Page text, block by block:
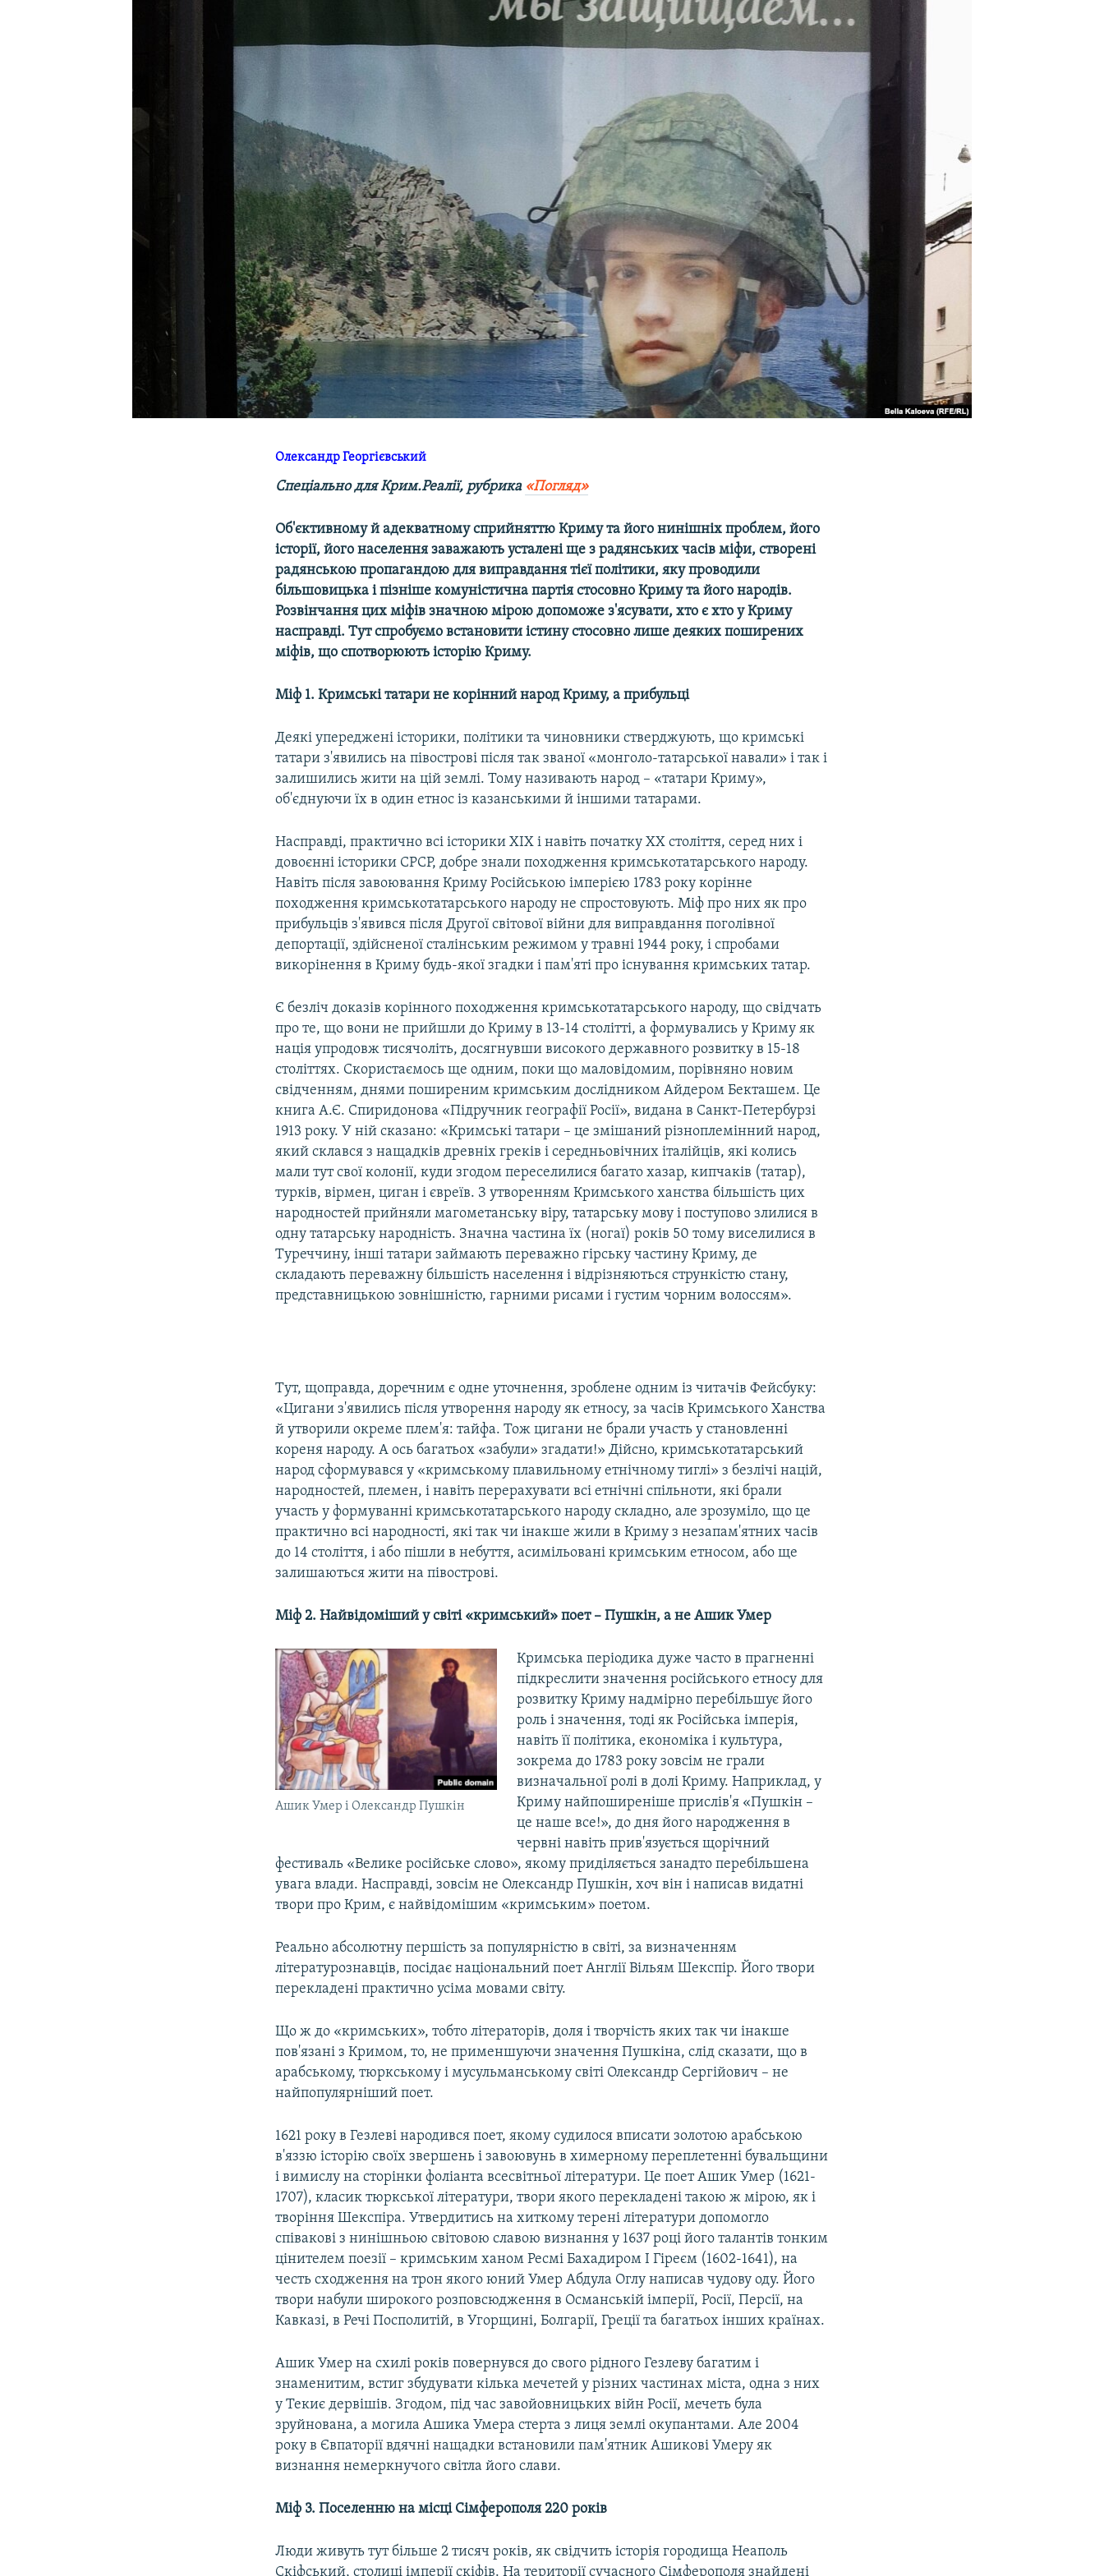
Олександр Георгієвський
Спеціально для Крим.Реалії, рубрика «Погляд»
Об'єктивному й адекватному сприйняттю Криму та його нинішніх проблем, його
історії, його населення заважають усталені ще з радянських часів міфи, створені
радянською пропагандою для виправдання тієї політики, яку проводили
більшовицька і пізніше комуністична партія стосовно Криму та його народів.
Розвінчання цих міфів значною мірою допоможе з'ясувати, хто є хто у Криму
насправді. Тут спробуємо встановити істину стосовно лише деяких поширених
міфів, що спотворюють історію Криму.
Міф 1. Кримські татари не корінний народ Криму, а прибульці
Деякі упереджені історики, політики та чиновники стверджують, що кримські
татари з'явились на півострові після так званої «монголо-татарської навали» і так і
залишились жити на цій землі. Тому називають народ – «татари Криму»,
об'єднуючи їх в один етнос із казанськими й іншими татарами.
Насправді, практично всі історики ХІХ і навіть початку ХХ століття, серед них і
довоєнні історики СРСР, добре знали походження кримськотатарського народу.
Навіть після завоювання Криму Російською імперією 1783 року корінне
походження кримськотатарського народу не спростовують. Міф про них як про
прибульців з'явився після Другої світової війни для виправдання поголівної
депортації, здійсненої сталінським режимом у травні 1944 року, і спробами
викорінення в Криму будь-якої згадки і пам'яті про існування кримських татар.
Є безліч доказів корінного походження кримськотатарського народу, що свідчать
про те, що вони не прийшли до Криму в 13-14 столітті, а формувались у Криму як
нація упродовж тисячоліть, досягнувши високого державного розвитку в 15-18
століттях. Скористаємось ще одним, поки що маловідомим, порівняно новим
свідченням, днями поширеним кримським дослідником Айдером Бекташем. Це
книга А.Є. Спиридонова «Підручник географії Росії», видана в Санкт-Петербурзі
1913 року. У ній сказано: «Кримські татари – це змішаний різноплемінний народ,
який склався з нащадків древніх греків і середньовічних італійців, які колись
мали тут свої колонії, куди згодом переселилися багато хазар, кипчаків (татар),
турків, вірмен, циган і євреїв. З утворенням Кримського ханства більшість цих
народностей прийняли магометанську віру, татарську мову і поступово злилися в
одну татарську народність. Значна частина їх (ногаї) років 50 тому виселилися в
Туреччину, інші татари займають переважно гірську частину Криму, де
складають переважну більшість населення і відрізняються стрункістю стану,
представницькою зовнішністю, гарними рисами і густим чорним волоссям».
Тут, щоправда, доречним є одне уточнення, зроблене одним із читачів Фейсбуку:
«Цигани з'явились після утворення народу як етносу, за часів Кримського Ханства
й утворили окреме плем'я: тайфа. Тож цигани не брали участь у становленні
кореня народу. А ось багатьох «забули» згадати!» Дійсно, кримськотатарський
народ сформувався у «кримському плавильному етнічному тиглі» з безлічі націй,
народностей, племен, і навіть перерахувати всі етнічні спільноти, які брали
участь у формуванні кримськотатарського народу складно, але зрозуміло, що це
практично всі народності, які так чи інакше жили в Криму з незапам'ятних часів
до 14 століття, і або пішли в небуття, асимільовані кримським етносом, або ще
залишаються жити на півострові.
Міф 2. Найвідоміший у світі «кримський» поет – Пушкін, а не Ашик Умер
Ашик Умер і Олександр Пушкін
Кримська періодика дуже часто в прагненні
підкреслити значення російського етносу для
розвитку Криму надмірно перебільшує його
роль і значення, тоді як Російська імперія,
навіть її політика, економіка і культура,
зокрема до 1783 року зовсім не грали
визначальної ролі в долі Криму. Наприклад, у
Криму найпоширеніше прислів'я «Пушкін –
це наше все!», до дня його народження в
червні навіть прив'язується щорічний
фестиваль «Велике російське слово», якому приділяється занадто перебільшена
увага влади. Насправді, зовсім не Олександр Пушкін, хоч він і написав видатні
твори про Крим, є найвідомішим «кримським» поетом.
Реально абсолютну першість за популярністю в світі, за визначенням
літературознавців, посідає національний поет Англії Вільям Шекспір. Його твори
перекладені практично усіма мовами світу.
Що ж до «кримських», тобто літераторів, доля і творчість яких так чи інакше
пов'язані з Кримом, то, не применшуючи значення Пушкіна, слід сказати, що в
арабському, тюркському і мусульманському світі Олександр Сергійович – не
найпопулярніший поет.
1621 року в Гезлеві народився поет, якому судилося вписати золотою арабською
в'яззю історію своїх звершень і завоювунь в химерному переплетенні бувальщини
і вимислу на сторінки фоліанта всесвітньої літератури. Це поет Ашик Умер (1621-
1707), класик тюркської літератури, твори якого перекладені такою ж мірою, як і
творіння Шекспіра. Утвердитись на хиткому терені літератури допомогло
співакові з нинішньою світовою славою визнання у 1637 році його талантів тонким
цінителем поезії – кримським ханом Ресмі Бахадиром I Гіреєм (1602-1641), на
честь сходження на трон якого юний Умер Абдула Оглу написав чудову оду. Його
твори набули широкого розповсюдження в Османській імперії, Росії, Персії, на
Кавказі, в Речі Посполитій, в Угорщині, Болгарії, Греції та багатьох інших країнах.
Ашик Умер на схилі років повернувся до свого рідного Гезлеву багатим і
знаменитим, встиг збудувати кілька мечетей у різних частинах міста, одна з них
у Текиє дервішів. Згодом, під час завойовницьких війн Росії, мечеть була
зруйнована, а могила Ашика Умера стерта з лиця землі окупантами. Але 2004
року в Євпаторії вдячні нащадки встановили пам'ятник Ашикові Умеру як
визнання немеркнучого світла його слави.
Міф 3. Поселенню на місці Сімферополя 220 років
Люди живуть тут більше 2 тисяч років, як свідчить історія городища Неаполь
Скіфський, столиці імперії скіфів. На території сучасного Сімферополя знайдені